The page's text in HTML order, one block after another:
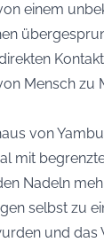
einem
Mensch zu
von
mit
Nadeln
selbst zu
und das